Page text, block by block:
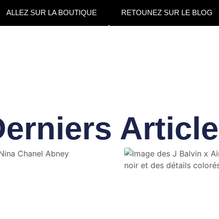
ALLEZ SUR LA BOUTIQUE RETOUNEZ SUR LE BLOG